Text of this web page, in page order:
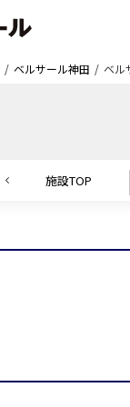
ベルサール神田 ベル
施設TOP